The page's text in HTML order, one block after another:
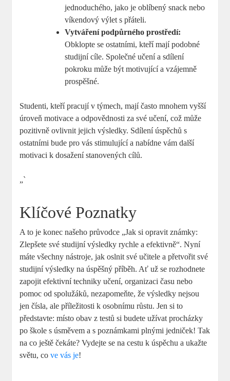
jednoduchého, jako je oblíbený snack nebo
víkendový výlet s přáteli.
Vytváření podpůrného prostředí:
Obklopte se ostatními, kteří mají podobné
studijní cíle. Společné učení a sdílení
pokroku může být motivující a vzájemně
prospěšné.
Studenti, kteří pracují v týmech, mají často mnohem vyšší
úroveň motivace a odpovědnosti za své učení, což může
pozitivně ovlivnit jejich výsledky. Sdílení úspěchů s
ostatními bude pro vás stimulující a nabídne vám další
motivaci k dosažení stanovených cílů.
„`
Klíčové Poznatky
A to je konec našeho průvodce „Jak si opravit známky:
Zlepšete své studijní výsledky rychle a efektivně“. Nyní
máte všechny nástroje, jak oslnit své učitele a přetvořit své
studijní výsledky na úspěšný příběh. Ať už se rozhodnete
zapojit efektivní techniky učení, organizaci času nebo
pomoc od spolužáků, nezapomeňte, že výsledky nejsou
jen čísla, ale příležitosti k osobnímu růstu. Jen si to
představte: místo obav z testů si budete užívat procházky
po škole s úsměvem a s poznámkami plnými jedniček! Tak
na co ještě čekáte? Vydejte se na cestu k úspěchu a ukažte
světu, cove vás je!